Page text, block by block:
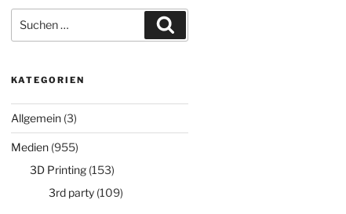
nach:
KATEGORIEN
Allgemein (3)
Medien (955)
3D Printing (153)
3rd party (109)